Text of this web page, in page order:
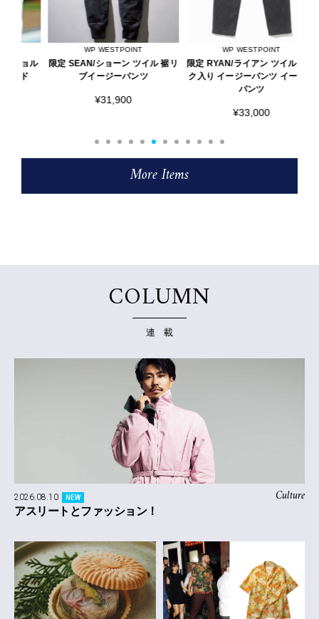
WP WESTPOINT
限定 SEAN/ショーン ツイル 裾リ
ブイージーパンツ
¥31,900
WP WESTPOINT
限定 RYAN/ライアン ツイル タッ
ク入り イージーパンツ イージー
パンツ
¥33,000
More Items
COLUMN
連 載
Culture
2026.08.10 NEW
アスリートとファッション！